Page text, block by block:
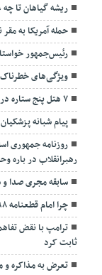
ریشه گیاهان تا
حمله آمریکا به
رئیس‌جمهور
ویژگی‌های
۷ هتل پنج ستاره در گیلان ساخته می‌شود
پیام شبانه
روزنامه جمهوری
رهبرانقلاب در باره
سابقه مجری صدا
چرا امام قطعنامه ۵۹۸ را پذیرفت؟/ ۲+۴ دلیل
ترامپ با نقض
ثابت کرد
تعرض به مذاکره و